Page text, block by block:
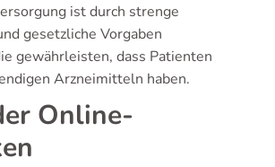
ist durch strenge
gesetzliche Vorgaben
gewährleisten, dass Patienten
Arzneimitteln haben.
Online-